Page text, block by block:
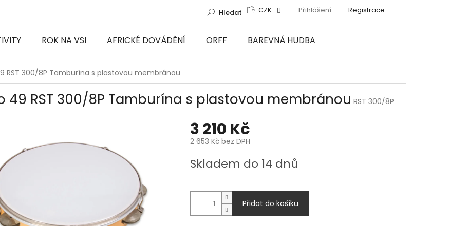
CZK Přihlášení Registrace
Hledat
ROK NA VSI AFRICKÉ DOVÁDĚNÍ ORFF
BAREVNÁ HUDBA
RST 300/8P Tamburína s plastovou membránou
49 RST 300/8P Tamburína s plastovou membránou RST 300/8P
3 210 Kč
2 653 Kč bez DPH
cena:
Skladem do 14 dnů
Přidat do košíku